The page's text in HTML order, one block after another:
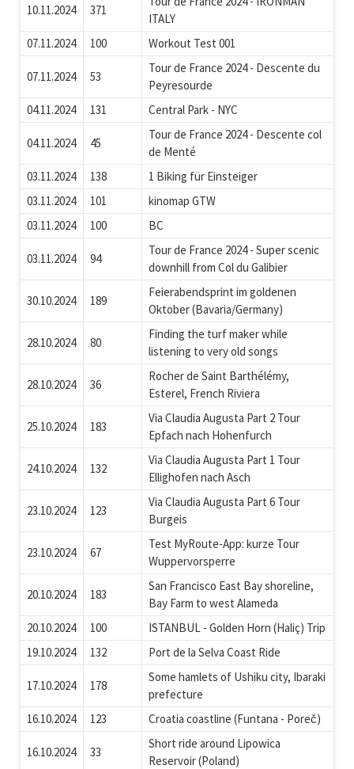
10.11.2024 371
ITALY
07.11.2024
100 Workout Test 001
07.11.2024 53
Tour de France 2024 - Descente du
Peyresourde
04.11.2024
131 Central Park - NYC
04.11.2024 45
Tour de France 2024 - Descente col
de Menté
03.11.2024
138
1 Biking für Einsteiger
03.11.2024
101
kinomap GTW
03.11.2024
100 BC
03.11.2024 94
Tour de France 2024 - Super scenic
downhill from Col du Galibier
30.10.2024 189
Feierabendsprint im goldenen
Oktober (Bavaria/Germany)
28.10.2024 80
Finding the turf maker while
listening to very old songs
28.10.2024 36
Rocher de Saint Barthélémy,
Esterel, French Riviera
25.10.2024 183
Via Claudia Augusta Part 2 Tour
Epfach nach Hohenfurch
24.10.2024 132
Via Claudia Augusta Part 1 Tour
Ellighofen nach Asch
23.10.2024 123
Via Claudia Augusta Part 6 Tour
Burgeis
23.10.2024 67
Test MyRoute-App: kurze Tour
Wuppervorsperre
20.10.2024 183
San Francisco East Bay shoreline,
Bay Farm to west Alameda
20.10.2024
100
ISTANBUL - Golden Horn (Haliç) Trip
19.10.2024
132 Port de la Selva Coast Ride
17.10.2024 178
Some hamlets of Ushiku city, Ibaraki
prefecture
16.10.2024
123 Croatia coastline (Funtana - Poreč)
16.10.2024 33
Short ride around Lipowica
Reservoir (Poland)